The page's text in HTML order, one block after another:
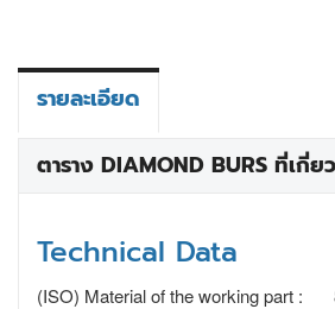
รายละเอียด
ตาราง DIAMOND BURS ที่เกี่ย
Technical Data
(ISO) Material of the working part :